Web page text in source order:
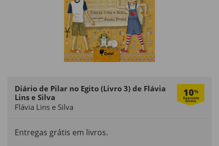
Diário de Pilar no Egito (Livro 3) de Flávia
Lins e Silva
10%
Flávia Lins e Silva
Entregas grátis em livros.